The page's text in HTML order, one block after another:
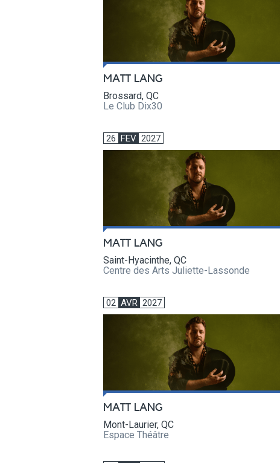
MATT LANG
Brossard, QC
Le Club Dix30
26 FEV 2027
MATT LANG
Saint-Hyacinthe, QC
Centre des Arts Juliette-Lassonde
02 AVR 2027
MATT LANG
Mont-Laurier, QC
Espace Théâtre